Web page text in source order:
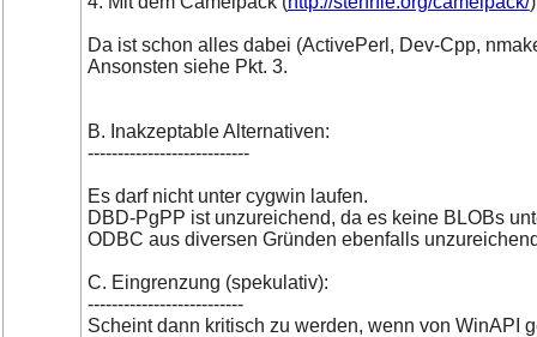
Da ist schon alles dabei (ActivePerl, Dev-Cpp,
Ansonsten siehe Pkt. 3.
B. Inakzeptable Alternativen:
---------------------------
Es darf nicht unter cygwin laufen.
DBD-PgPP ist unzureichend, da es keine BLOBs
ODBC aus diversen Gründen ebenfalls
C. Eingrenzung (spekulativ):
--------------------------
Scheint dann kritisch zu werden, wenn von WinAPI